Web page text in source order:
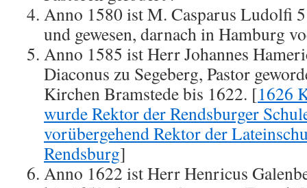
Anno 1580 ist M. Casparus Ludolfi 5
und gewesen, darnach in Hamburg
Anno 1585 ist Herr Johannes
Diaconus zu Segeberg, Pastor
Kirchen Bramstede bis 1622. [1626
wurde Rektor der Rendsburger
vorübergehend Rektor der
Rendsburg]
Anno 1622 ist Herr Henricus